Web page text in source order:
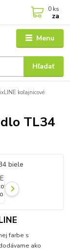
Menu
Hľadať
0 ks
za
ixLINE koľajnicové
TL34
farbe s
ako